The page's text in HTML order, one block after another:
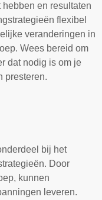
en resultaten
flexibel
veranderingen in
Wees bereid om
dat nodig is om je
presteren.
bij het
Door
kunnen
leveren.